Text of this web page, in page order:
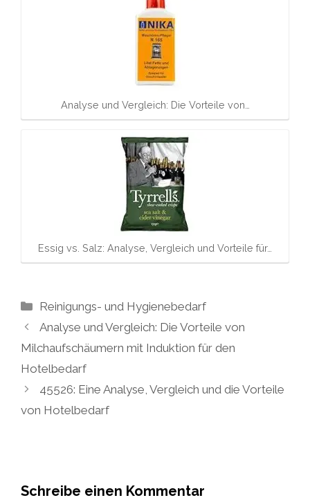
Analyse und Vergleich: Die Vorteile von…
Essig vs. Salz: Analyse, Vergleich und Vorteile für…
Kategorien
Reinigungs- und Hygienebedarf
Analyse und Vergleich: Die Vorteile von
Milchaufschäumern mit Induktion für den
Hotelbedarf
45526: Eine Analyse, Vergleich und die Vorteile
von Hotelbedarf
Schreibe einen Kommentar